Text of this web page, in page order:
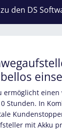
den DS
ermöglicht
Stunden. In
mit Akku